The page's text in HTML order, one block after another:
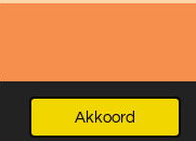
Akkoord